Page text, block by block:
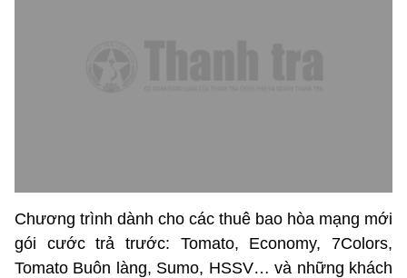
Chương trình dành cho các thuê bao hòa mạng mới
gói cước trả trước: Tomato, Economy, 7Colors,
Tomato Buôn làng, Sumo, HSSV… và những khách